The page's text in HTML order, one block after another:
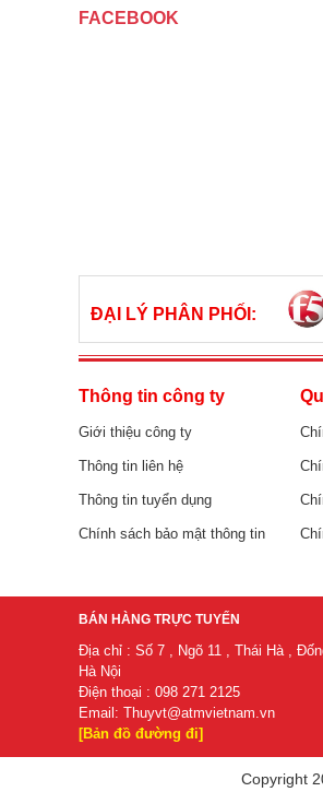
FACEBOOK
ĐẠI LÝ PHÂN PHỐI:
Thông tin công ty
Giới thiệu công ty
Thông tin liên hệ
Thông tin tuyển dụng
Chính sách bảo mật thông tin
BÁN HÀNG TRỰC TUYẾN
Địa chỉ : Số 7 , Ngõ 11 , Thái Hà ,
Hà Nội
Điện thoại : 098 271 2125
Email: Thuyvt@atmvietnam.vn
[Bản đồ đường đi]
Copyright